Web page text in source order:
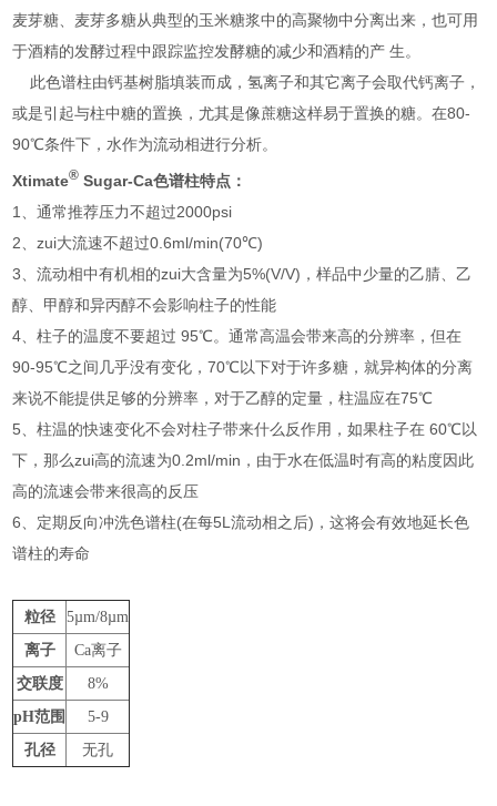
麦芽糖、麦芽多糖从典型的玉米糖浆中的高聚物中分离出来，也可用
于酒精的发酵过程中跟踪监控发酵糖的减少和酒精的产 生。
此色谱柱由钙基树脂填装而成，氢离子和其它离子会取代钙离子，
或是引起与柱中糖的置换，尤其是像蔗糖这样易于置换的糖。在80-
90℃条件下，水作为流动相进行分析。
Xtimate® Sugar-Ca色谱柱特点：
1、通常推荐压力不超过2000psi
2、zui大流速不超过0.6ml/min(70℃)
3、流动相中有机相的zui大含量为5%(V/V)，样品中少量的乙腈、乙
醇、甲醇和异丙醇不会影响柱子的性能
4、柱子的温度不要超过 95℃。通常高温会带来高的分辨率，但在
90-95℃之间几乎没有变化，70℃以下对于许多糖，就异构体的分离
来说不能提供足够的分辨率，对于乙醇的定量，柱温应在75℃
5、柱温的快速变化不会对柱子带来什么反作用，如果柱子在 60℃以
下，那么zui高的流速为0.2ml/min，由于水在低温时有高的粘度因此
高的流速会带来很高的反压
6、定期反向冲洗色谱柱(在每5L流动相之后)，这将会有效地延长色
谱柱的寿命
粒径
5µm/8µm
离子
Ca离子
交联度
8%
pH范围
5-9
孔径
无孔